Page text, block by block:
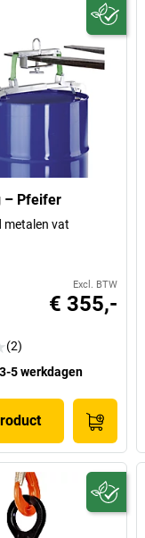
– Pfeifer
metalen vat
Excl. BTW
€ 355,-
(2)
5 werkdagen